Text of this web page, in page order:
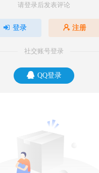
请登录后发表评论
登录 注册
社交账号登录
QQ登录